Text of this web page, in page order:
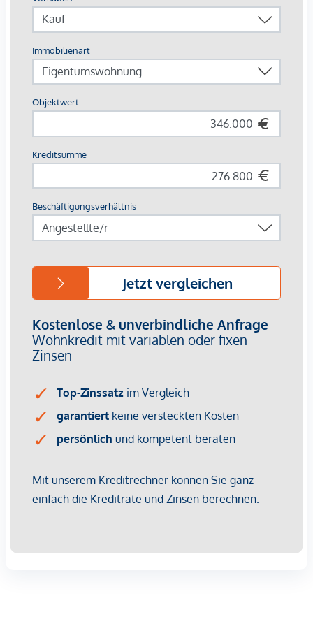
Europas erstes Stadtquartier in Holzbauweise
CO²-neutrale Energieversorgung durch Geothermie &
253 Wohnungen von 34 – 108 m²
Jede Einheit mit Außenfläche
Perfekte Innenstadtlage mit Natur, Kultur und Kulinarik
Beim Kauf einer 3- oder 4-Zimmerwohnung kann ein Kfz-
Stellplatz in der hauseigenen Tiefgarage um € 44.000,-
erworben werden.
Provisionsfrei für den Käufer!
Wir weisen darauf hin, dass zwischen dem Vermittler und
dem zu vermittelnden Dritten ein familiäres oder
wirtschaftliches Naheverhältnis besteht.
Der Vermittler ist als Doppelmakler tätig.
Infrastruktur / Entfernungen
Gesundheit
Arzt <500m
Klinik <500m
Krankenhaus <1.250m